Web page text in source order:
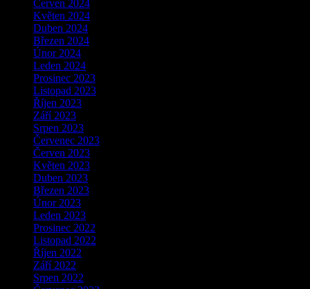
Červen 2024
Květen 2024
Duben 2024
Březen 2024
Únor 2024
Leden 2024
Prosinec 2023
Listopad 2023
Říjen 2023
Září 2023
Srpen 2023
Červenec 2023
Červen 2023
Květen 2023
Duben 2023
Březen 2023
Únor 2023
Leden 2023
Prosinec 2022
Listopad 2022
Říjen 2022
Září 2022
Srpen 2022